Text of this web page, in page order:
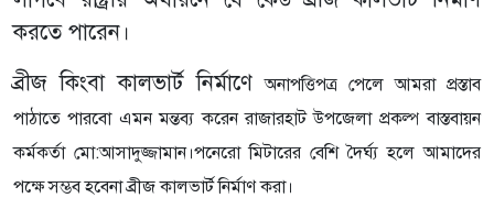
করতে পারেন।
ব্রীজ কিংবা কালভার্ট নির্মাণেঅনাপত্তিপত্র পেলে আমরা প্রস্তাব
পাঠাতে পারবো এমন মন্তব্য করেন রাজারহাট উপজেলা প্রকল্প বাস্তবায়ন
কর্মকর্তা মো:আসাদুজ্জামান।পনেরো মিটারের বেশি দৈর্ঘ্য হলে আমাদের
পক্ষে সম্ভব হবেনা ব্রীজ কালভার্ট নির্মাণ করা।